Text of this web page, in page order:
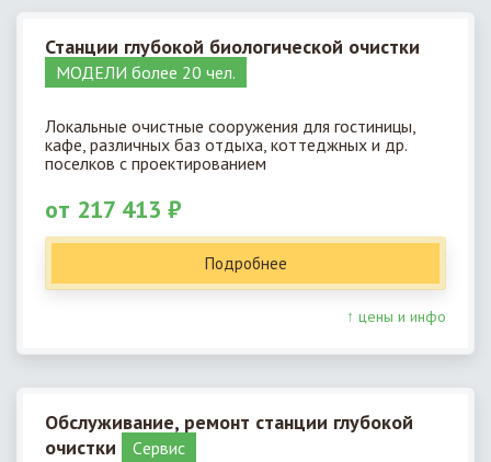
Станции глубокой биологической очистки
МОДЕЛИ более 20 чел.
Локальные очистные сооружения для гостиницы,
кафе, различных баз отдыха, коттеджных и др.
поселков с проектированием
от 217 413 ₽
Подробнее
↑ цены и инфо
Обслуживание, ремонт станции глубокой
очистки
Cервис